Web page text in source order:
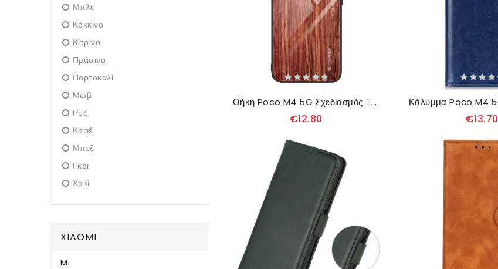
Μπλε
Κόκκινο
Κίτρινο
Πράσινο
Πορτοκαλί
Μωβ
Ροζ
Καφέ
Μπεζ
Γκρι
Χακί
XIAOMI
Mi
Θήκη Poco M4 5G Σχεδιασμός Ξύλου Tempered Glass
€12.80 €13.70